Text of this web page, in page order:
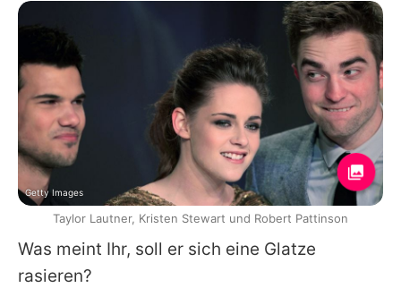
Was meint Ihr, soll er sich eine Glatze
rasieren?
Getty Images
Taylor Lautner, Kristen Stewart und Robert Pattinson